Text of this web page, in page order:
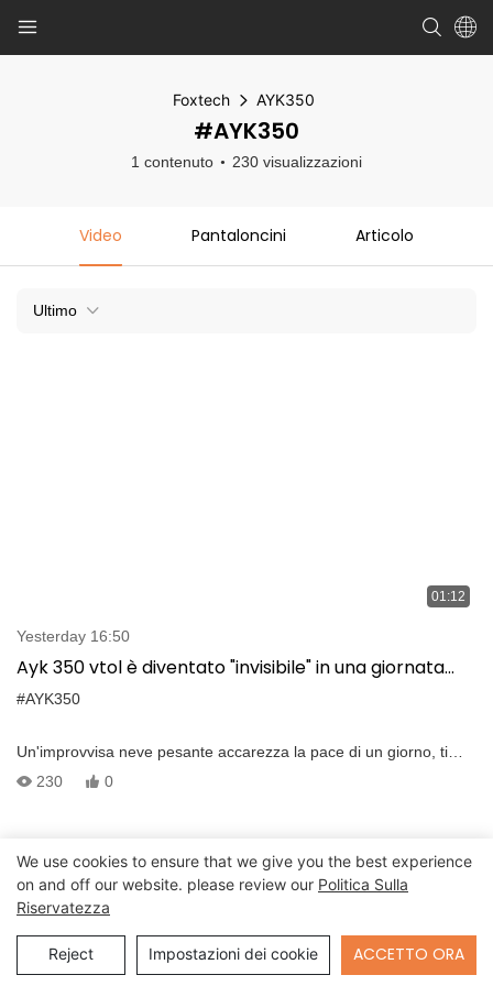
Foxtech AYK350
#AYK350
1 contenuto 230 visualizzazioni
Video Pantaloncini Articolo
Ultimo
01:12
Yesterday 16:50
Ayk 350 vtol è diventato "invisibile" in una giornata
nevosa
#AYK350
Un'improvvisa neve pesante accarezza la pace di un giorno, ti
chiedi come un enorme VTOL si esibisca con il tempo nevoso?
230 0
Send Inquiry
We use cookies to ensure that we give you the best experience
on and off our website. please review our Politica Sulla
Riservatezza
Reject Impostazioni dei cookie ACCETTO ORA